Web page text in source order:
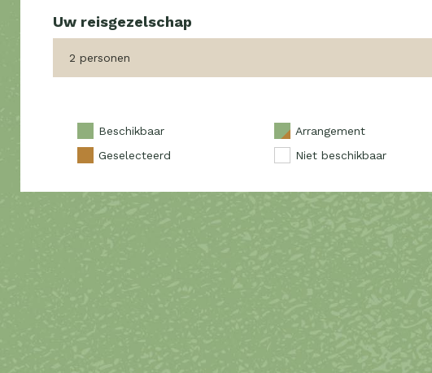
2 personen
Beschikbaar Arrangement
Geselecteerd
Niet beschikbaar